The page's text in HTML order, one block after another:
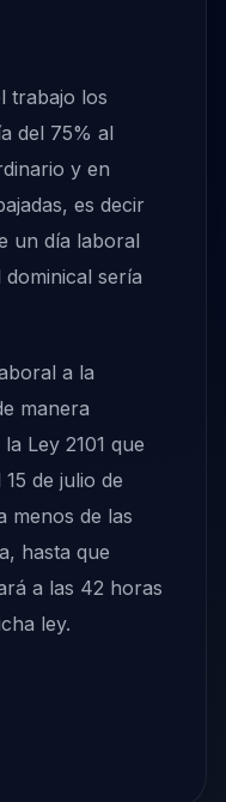
trabajo los
del 75% al
y en
es decir
un día laboral
sería
a la
manera
Ley 2101 que
de julio de
menos de las
hasta que
a las 42 horas
ley.